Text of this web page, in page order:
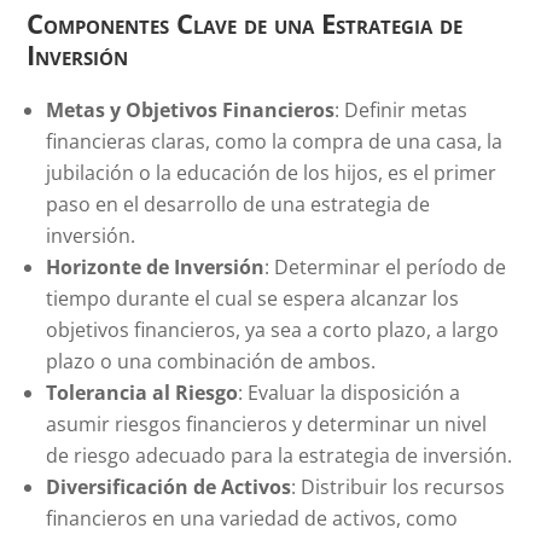
Componentes Clave de una Estrategia de
Inversión
Metas y Objetivos Financieros: Definir metas
financieras claras, como la compra de una casa, la
jubilación o la educación de los hijos, es el primer
paso en el desarrollo de una estrategia de
inversión.
Horizonte de Inversión: Determinar el período de
tiempo durante el cual se espera alcanzar los
objetivos financieros, ya sea a corto plazo, a largo
plazo o una combinación de ambos.
Tolerancia al Riesgo: Evaluar la disposición a
asumir riesgos financieros y determinar un nivel
de riesgo adecuado para la estrategia de inversión.
Diversificación de Activos: Distribuir los recursos
financieros en una variedad de activos, como